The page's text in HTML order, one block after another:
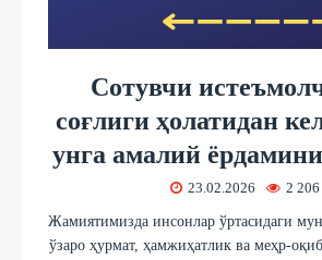
Сотувчи
соғлиги ҳолатидан
унга амалий
23.02.2026 2 206
Жамиятимизда инсонлар ўртасидаги
ўзаро ҳурмат, ҳамжиҳатлик ва меҳр-